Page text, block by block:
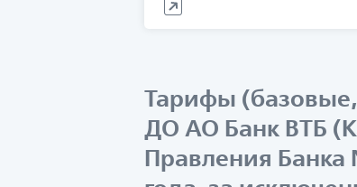
Тарифы
ДО АО Банк ВТБ
Правления Банка